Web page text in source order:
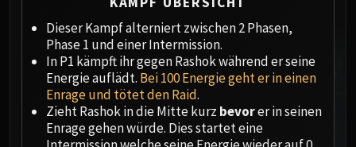
Ji-Kun
Durumu the Forgotten
Primordius
Dark Animus
Iron Qon
Twin Empyreans
Dieser Kampf alterniert zwischen 2 Phasen,
Phase 1 und einer Intermission.
In P1 kämpft ihr gegen Rashok während er seine
Energie auflädt. Bei 100 Energie geht er in einen
Enrage und tötet den Raid.
Zieht Rashok in die Mitte kurz bevorer in seinen
Enrage gehen würde. Dies startet eine